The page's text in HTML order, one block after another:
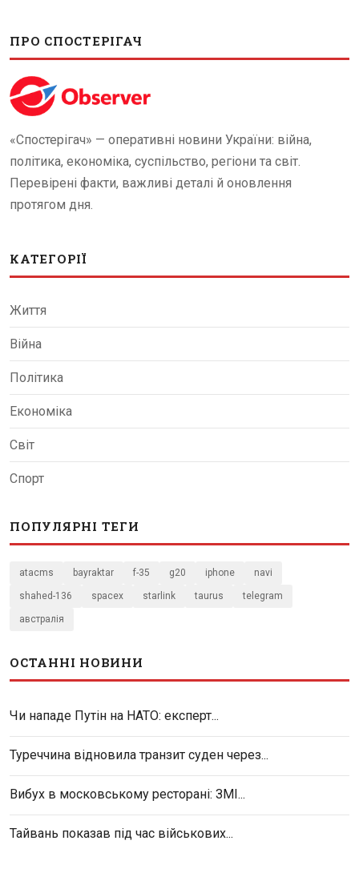
ПРО СПОСТЕРІГАЧ
«Спостерігач» — оперативні новини України: війна,
політика, економіка, суспільство, регіони та світ.
Перевірені факти, важливі деталі й оновлення
протягом дня.
КАТЕГОРІЇ
Життя
Війна
Політика
Економіка
Світ
Спорт
ПОПУЛЯРНІ ТЕГИ
atacms bayraktar f-35 g20 iphone navi
shahed-136 spacex starlink taurus telegram
австралія
ОСТАННІ НОВИНИ
Чи нападе Путін на НАТО: експерт...
Туреччина відновила транзит суден через...
Вибух в московському ресторані: ЗМІ...
Тайвань показав під час військових...